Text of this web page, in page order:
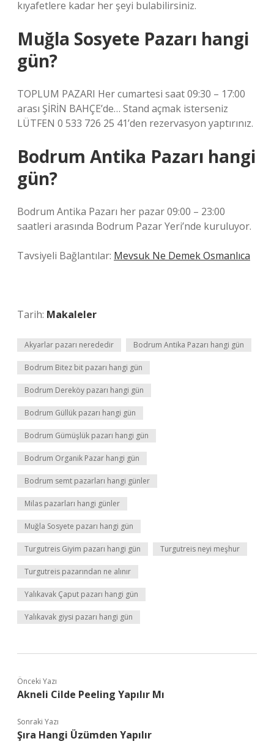
kıyafetlere kadar her şeyi bulabilirsiniz.
Muğla Sosyete Pazarı hangi
gün?
TOPLUM PAZARI Her cumartesi saat 09:30 – 17:00
arası ŞİRİN BAHÇE’de… Stand açmak isterseniz
LÜTFEN 0 533 726 25 41’den rezervasyon yaptırınız.
Bodrum Antika Pazarı hangi
gün?
Bodrum Antika Pazarı her pazar 09:00 – 23:00
saatleri arasında Bodrum Pazar Yeri’nde kuruluyor.
Tavsiyeli Bağlantılar: Mevsuk Ne Demek Osmanlıca
Tarih: Makaleler
Akyarlar pazarı nerededir Bodrum Antika Pazarı hangi gün
Bodrum Bitez bit pazarı hangi gün
Bodrum Dereköy pazarı hangi gün
Bodrum Güllük pazarı hangi gün
Bodrum Gümüşlük pazarı hangi gün
Bodrum Organik Pazar hangi gün
Bodrum semt pazarları hangi günler
Milas pazarları hangi günler
Muğla Sosyete pazarı hangi gün
Turgutreis Giyim pazarı hangi gün Turgutreis neyi meşhur
Turgutreis pazarından ne alınır
Yalıkavak Çaput pazarı hangi gün
Yalıkavak giysi pazarı hangi gün
Önceki Yazı
Akneli Cilde Peeling Yapılır Mı
Sonraki Yazı
Şıra Hangi Üzümden Yapılır